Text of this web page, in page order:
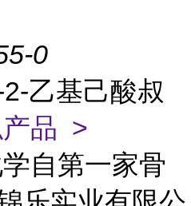
0
乙基己酸叔
品 >
自第一家骨